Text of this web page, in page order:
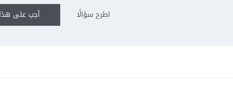
أجب على اطرح سؤالًا